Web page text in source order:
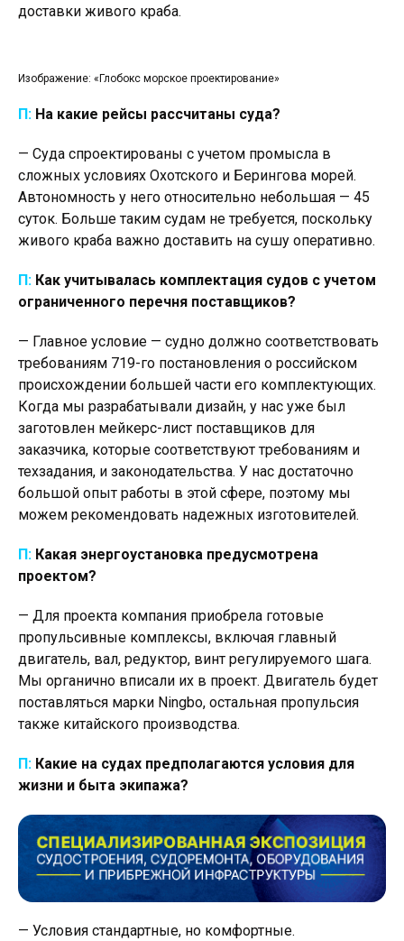
доставки живого краба.
Изображение: «Глобокс морское проектирование»
П: На какие рейсы рассчитаны суда?
— Суда спроектированы с учетом промысла в
сложных условиях Охотского и Берингова морей.
Автономность у него относительно небольшая — 45
суток. Больше таким судам не требуется, поскольку
живого краба важно доставить на сушу оперативно.
П: Как учитывалась комплектация судов с учетом
ограниченного перечня поставщиков?
— Главное условие — судно должно соответствовать
требованиям 719-го постановления о российском
происхождении большей части его комплектующих.
Когда мы разрабатывали дизайн, у нас уже был
заготовлен мейкерс-лист поставщиков для
заказчика, которые соответствуют требованиям и
техзадания, и законодательства. У нас достаточно
большой опыт работы в этой сфере, поэтому мы
можем рекомендовать надежных изготовителей.
П: Какая энергоустановка предусмотрена
проектом?
— Для проекта компания приобрела готовые
пропульсивные комплексы, включая главный
двигатель, вал, редуктор, винт регулируемого шага.
Мы органично вписали их в проект. Двигатель будет
поставляться марки Ningbo, остальная пропульсия
также китайского производства.
П: Какие на судах предполагаются условия для
жизни и быта экипажа?
— Условия стандартные, но комфортные.